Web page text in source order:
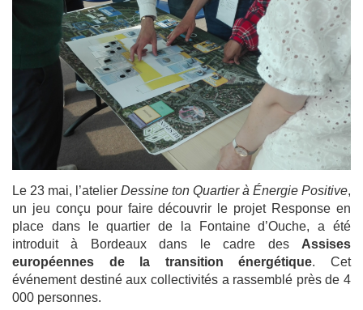
Le 23 mai, l’atelier Dessine ton Quartier à Énergie Positive,
un jeu conçu pour faire découvrir le projet Response en
place dans le quartier de la Fontaine d’Ouche, a été
introduit à Bordeaux dans le cadre des Assises
européennes de la transition énergétique. Cet
événement destiné aux collectivités a rassemblé près de 4
000 personnes.